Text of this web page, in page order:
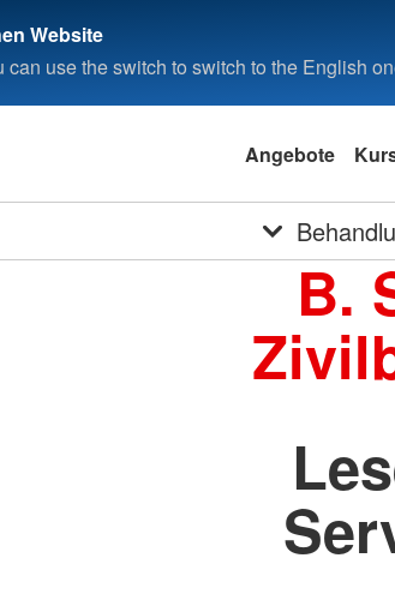
Website
use the switch to switch to the English
Angebote
B.